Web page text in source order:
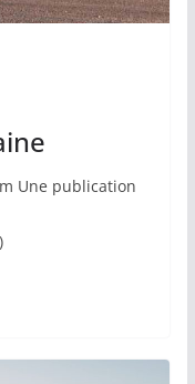
Une publication